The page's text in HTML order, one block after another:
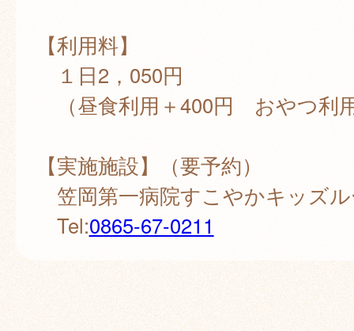
【利用料】
１日2，050円
（昼食利用＋400円 おやつ利
【実施施設】（要予約）
笠岡第一病院すこやかキッズ
Tel:0865-67-0211